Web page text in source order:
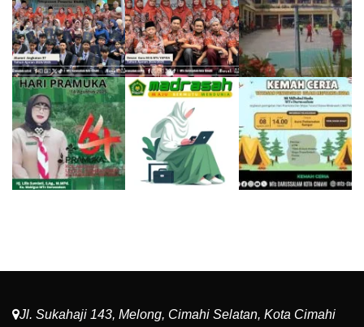
Jl. Sukahaji 143, Melong, Cimahi Selatan, Kota Cimahi